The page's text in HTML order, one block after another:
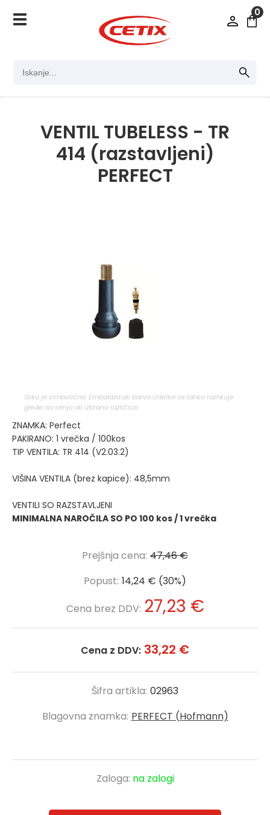
0
VENTIL TUBELESS - TR
414 (razstavljeni)
PERFECT
Slika je simbolična. Embalaža ali barva izdelka se lahko razlikuje
glede na serijo ali izbrano različico.
ZNAMKA: Perfect
PAKIRANO: 1 vrečka / 100kos
TIP VENTILA: TR 414 (V2.03.2)
VIŠINA VENTILA (brez kapice): 48,5mm
VENTILI SO RAZSTAVLJENI
MINIMALNA NAROČILA SO PO 100 kos / 1 vrečka
Prejšnja cena: 47,46 €
Popust: 14,24 € (30%)
Cena brez DDV: 27,23 €
Cena z DDV: 33,22 €
Šifra artikla: 02963
Blagovna znamka: PERFECT (Hofmann)
Zaloga: na zalogi